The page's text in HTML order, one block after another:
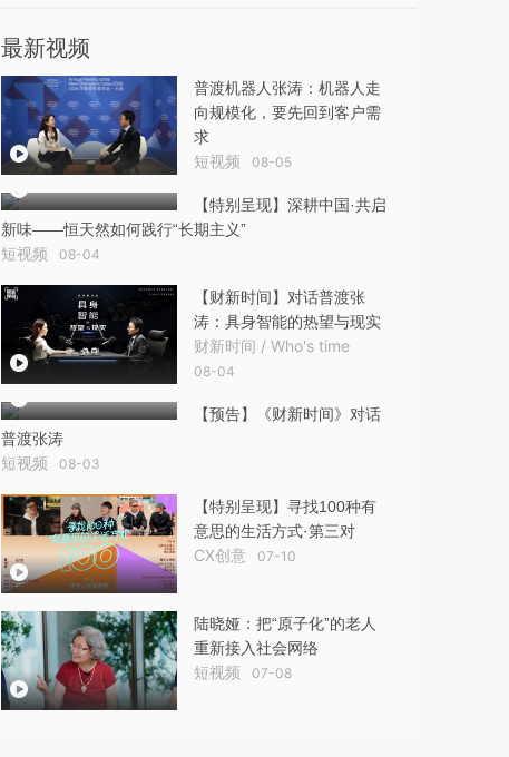
最新视频
普渡机器人张涛：机器人走
向规模化，要先回到客户需
求
短视频 08-05
【特别呈现】深耕中国·共启
新味——恒天然如何践行“长期主义”
短视频 08-04
【财新时间】对话普渡张
涛：具身智能的热望与现实
财新时间 / Who's time
08-04
【预告】《财新时间》对话
普渡张涛
短视频 08-03
【特别呈现】寻找100种有
意思的生活方式·第三对
CX创意 07-10
陆晓娅：把“原子化”的老人
重新接入社会网络
短视频 07-08